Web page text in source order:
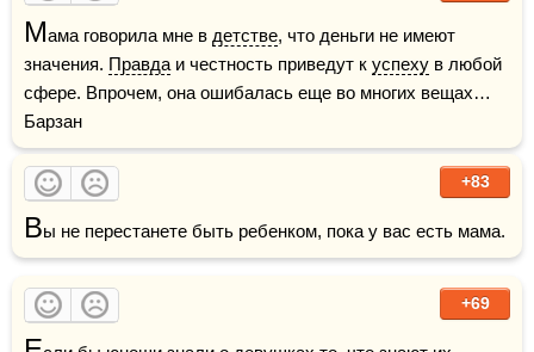
Мама говорила мне в детстве, что деньги не имеют
значения. Правда и честность приведут к успеху в любой
сфере. Впрочем, она ошибалась еще во многих вещах…
Барзан
+83
В
+69